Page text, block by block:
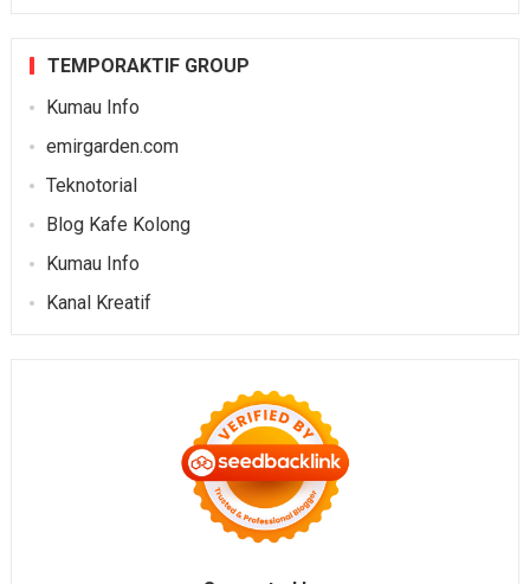
TEMPORAKTIF GROUP
Kumau Info
emirgarden.com
Teknotorial
Blog Kafe Kolong
Kumau Info
Kanal Kreatif